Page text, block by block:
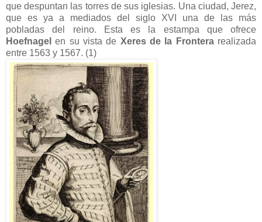
que despuntan las torres de sus iglesias. Una ciudad, Jerez,
que es ya a mediados del siglo XVI una de las más
pobladas del reino. Esta es la estampa que ofrece
Hoefnagel en su vista de Xeres de la Fronterarealizada
entre 1563 y 1567. (1)